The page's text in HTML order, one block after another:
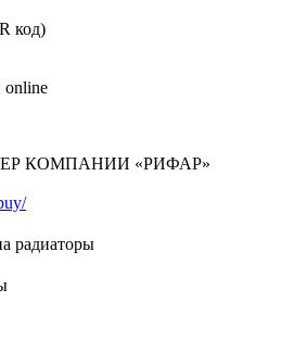
код)
online
КОМПАНИИ «РИФАР»
радиаторы